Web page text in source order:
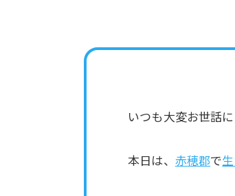
いつも大変お世話に
本日は、 赤穂郡で